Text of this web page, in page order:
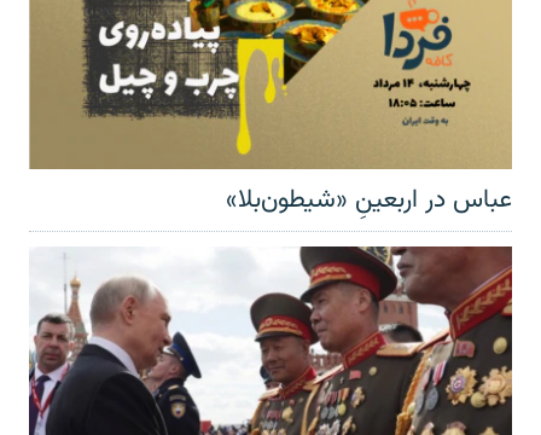
عباس در اربعینِ «شیطون‌بلا»